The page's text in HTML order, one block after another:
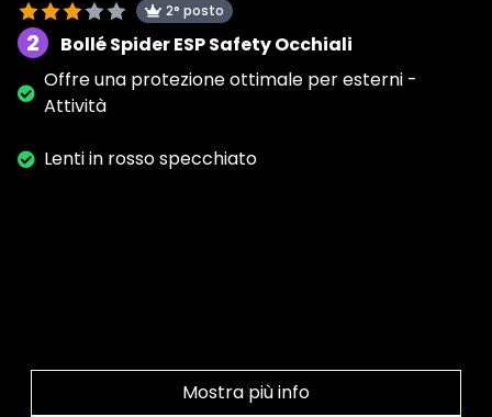
2° posto
2
Bollé Spider ESP Safety Occhiali
Offre una protezione ottimale per esterni -
Attività
Lenti in rosso specchiato
Mostra più info